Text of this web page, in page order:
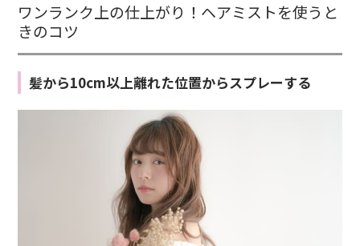
ワンランク上の仕上がり！ヘアミストを使うと
きのコツ
髪から10cm以上離れた位置からスプレーする